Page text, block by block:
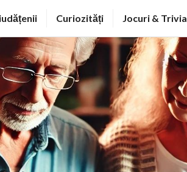
Curiozități Jocuri & Trivia